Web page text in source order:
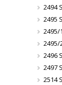
2494
2495
2495/
2495/
2496
2497
2514